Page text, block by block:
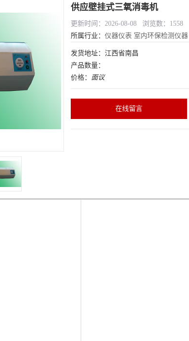
供应壁挂式三氧消毒机
更新时间：2026-08-08 浏览数：1558
所属行业： 仪器仪表 室内环保检测仪器
发货地址：江西省南昌
产品数量：
价格： 面议
在线留言